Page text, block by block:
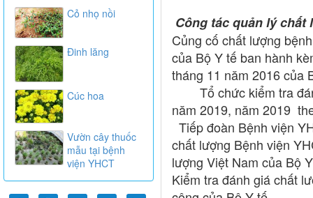
Công tác quản lý
Củng cố chất lượng
của Bộ Y tế ban hành
tháng 11 năm 2016 của
Tổ chức kiểm tra
năm 2019, năm 2019
Tiếp đoàn Bệnh viện
chất lượng Bệnh viện
lượng Việt Nam của Bộ
Kiểm tra đánh giá chất
Cỏ nhọ nồi
Đinh lăng
Cúc hoa
Vườn cây thuốc
mẫu tại bệnh
viện YHCT